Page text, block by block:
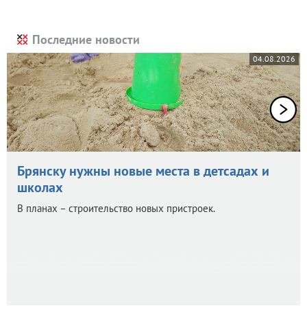
Последние новости
04.08.2026
Брянску нужны новые места в детсадах и
школах
В планах – строительство новых пристроек.